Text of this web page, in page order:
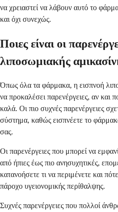
να χρειαστεί να λάβουν αυτό το
και όχι συνεχώς.
Ποιες είναι οι
λιποσωμιακής
Όπως όλα τα φάρμακα, η εισπνοή
να προκαλέσει παρενέργειες, αν και
καλά. Οι πιο συχνές παρενέργειες
σύστημα, καθώς εισπνέετε το
σας.
Οι παρενέργειες που μπορεί να
από ήπιες έως πιο ανησυχητικές,
κατανοήσετε τι να περιμένετε και
πάροχο υγειονομικής περίθαλψης.
Συχνές παρενέργειες που πολλοί